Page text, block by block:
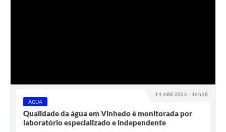
14 ABR 2026 - 16h58
ÁGUA
Qualidade da água em Vinhedo é monitorada por
laboratório especializado e independente